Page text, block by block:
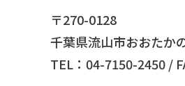
〒270-0128
千葉県流山市おおたか
TEL：04-7150-2450 /